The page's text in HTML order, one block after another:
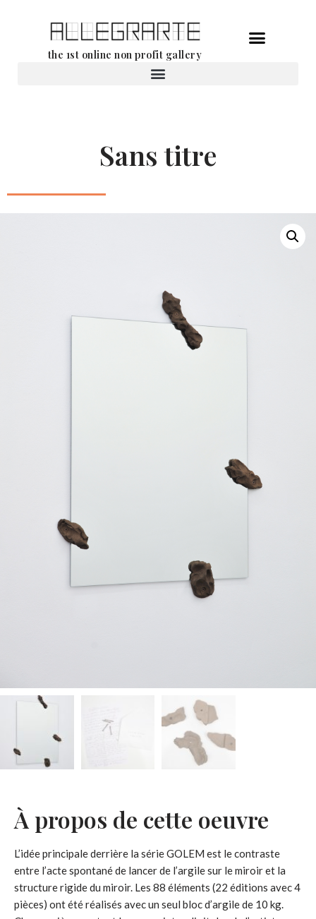
the 1st online non profit gallery
Sans titre
À propos de cette oeuvre
L’idée principale derrière la série GOLEM est le contraste
entre l’acte spontané de lancer de l’argile sur le miroir et la
structure rigide du miroir. Les 88 éléments (22 éditions avec 4
pièces) ont été réalisés avec un seul bloc d’argile de 10 kg.